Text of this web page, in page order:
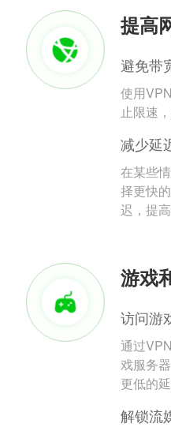
提高
避免带
使用
止限速
减少延
在某些
择更快
迟，提高
游戏
访问游
通过
戏服务
更低的延
解锁流